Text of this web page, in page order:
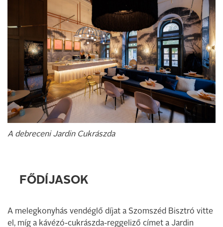
A debreceni Jardin Cukrászda
FŐDÍJASOK
A melegkonyhás vendéglő díjat a Szomszéd Bisztró vitte
el, míg a kávézó-cukrászda-reggeliző címet a Jardin